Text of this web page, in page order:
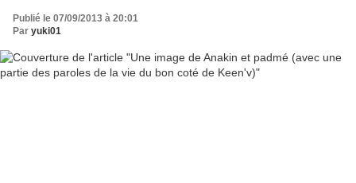
Publié le 07/09/2013 à 20:01
Par yuki01